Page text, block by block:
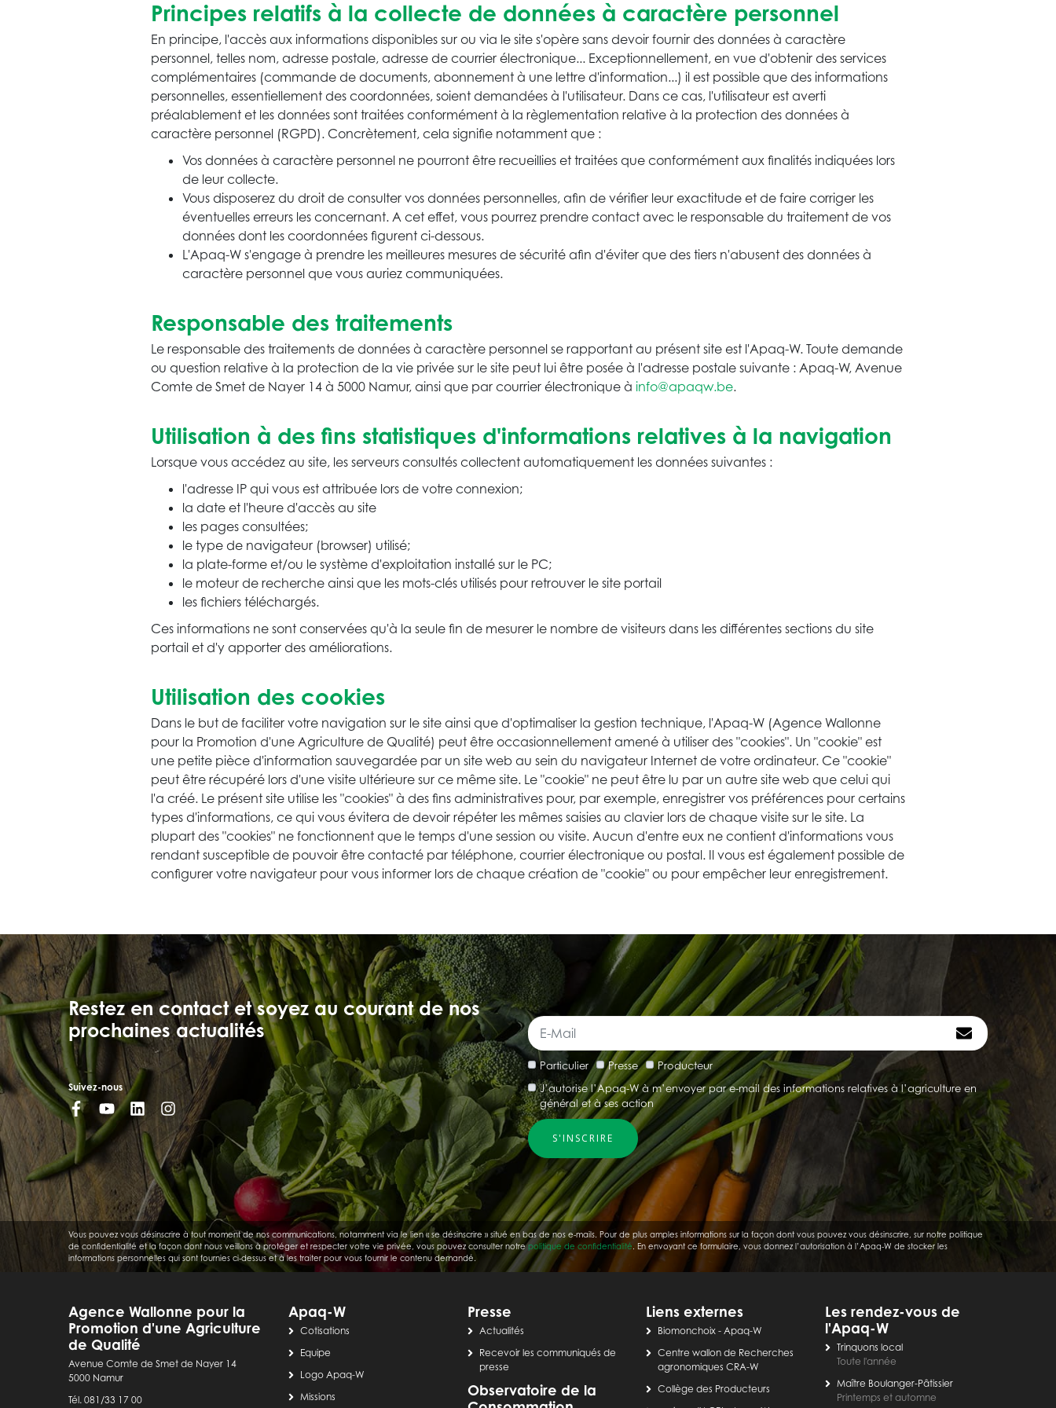
Principes relatifs à la collecte de données à caractère personnel
En principe, l'accès aux informations disponibles sur ou via le site s'opère sans devoir fournir des données à caractère
personnel, telles nom, adresse postale, adresse de courrier électronique... Exceptionnellement, en vue d'obtenir des services
complémentaires (commande de documents, abonnement à une lettre d'information...) il est possible que des informations
personnelles, essentiellement des coordonnées, soient demandées à l'utilisateur. Dans ce cas, l'utilisateur est averti
préalablement et les données sont traitées conformément à la règlementation relative à la protection des données à
caractère personnel (RGPD). Concrètement, cela signifie notamment que :
Vos données à caractère personnel ne pourront être recueillies et traitées que conformément aux finalités indiquées lors
de leur collecte.
Vous disposerez du droit de consulter vos données personnelles, afin de vérifier leur exactitude et de faire corriger les
éventuelles erreurs les concernant. A cet effet, vous pourrez prendre contact avec le responsable du traitement de vos
données dont les coordonnées figurent ci-dessous.
L'Apaq-W s'engage à prendre les meilleures mesures de sécurité afin d'éviter que des tiers n'abusent des données à
caractère personnel que vous auriez communiquées.
Responsable des traitements
Le responsable des traitements de données à caractère personnel se rapportant au présent site est l'Apaq-W. Toute demande
ou question relative à la protection de la vie privée sur le site peut lui être posée à l'adresse postale suivante : Apaq-W, Avenue
Comte de Smet de Nayer 14 à 5000 Namur, ainsi que par courrier électronique à info@apaqw.be.
Utilisation à des fins statistiques d'informations relatives à la navigation
Lorsque vous accédez au site, les serveurs consultés collectent automatiquement les données suivantes :
l'adresse IP qui vous est attribuée lors de votre connexion;
la date et l'heure d'accès au site
les pages consultées;
le type de navigateur (browser) utilisé;
la plate-forme et/ou le système d'exploitation installé sur le PC;
le moteur de recherche ainsi que les mots-clés utilisés pour retrouver le site portail
les fichiers téléchargés.
Ces informations ne sont conservées qu'à la seule fin de mesurer le nombre de visiteurs dans les différentes sections du site
portail et d'y apporter des améliorations.
Utilisation des cookies
Dans le but de faciliter votre navigation sur le site ainsi que d'optimaliser la gestion technique, l'Apaq-W (Agence Wallonne
pour la Promotion d'une Agriculture de Qualité) peut être occasionnellement amené à utiliser des "cookies". Un "cookie" est
une petite pièce d'information sauvegardée par un site web au sein du navigateur Internet de votre ordinateur. Ce "cookie"
peut être récupéré lors d'une visite ultérieure sur ce même site. Le "cookie" ne peut être lu par un autre site web que celui qui
l'a créé. Le présent site utilise les "cookies" à des fins administratives pour, par exemple, enregistrer vos préférences pour certains
types d'informations, ce qui vous évitera de devoir répéter les mêmes saisies au clavier lors de chaque visite sur le site. La
plupart des "cookies" ne fonctionnent que le temps d'une session ou visite. Aucun d'entre eux ne contient d'informations vous
rendant susceptible de pouvoir être contacté par téléphone, courrier électronique ou postal. Il vous est également possible de
configurer votre navigateur pour vous informer lors de chaque création de "cookie" ou pour empêcher leur enregistrement.
Restez en contact et soyez au courant de nos
prochaines actualités
Suivez-nous
Particulier Presse
Producteur
J’autorise l’Apaq-W à m’envoyer par e-mail des informations relatives à l’agriculture en
général et à ses action
Vous pouvez vous désinscrire à tout moment de nos communications, notamment via le lien « se désinscrire » situé en bas de nos e-mails. Pour de plus amples informations sur la façon dont vous pouvez vous désinscrire, sur notre politique
de confidentialité et la façon dont nous veillons à protéger et respecter votre vie privée, vous pouvez consulter notrepolitique de confidentialité. En envoyant ce formulaire, vous donnez l’autorisation à l’Apaq-W de stocker les
informations personnelles qui sont fournies ci-dessus et à les traiter pour vous fournir le contenu demandé.
Agence Wallonne pour la
Promotion d'une Agriculture
de Qualité
Avenue Comte de Smet de Nayer 14
5000 Namur
Tél. 081/33 17 00
Apaq-W
Cotisations
Equipe
Logo Apaq-W
Missions
Presse
Actualités
Recevoir les communiqués de
presse
Observatoire de la
Liens externes
Biomonchoix - Apaq-W
Centre wallon de Recherches
agronomiques CRA-W
Collège des Producteurs
Les rendez-vous de
l'Apaq-W
Trinquons local
Toute l'année
Maître Boulanger-Pâtissier
Printemps et automne